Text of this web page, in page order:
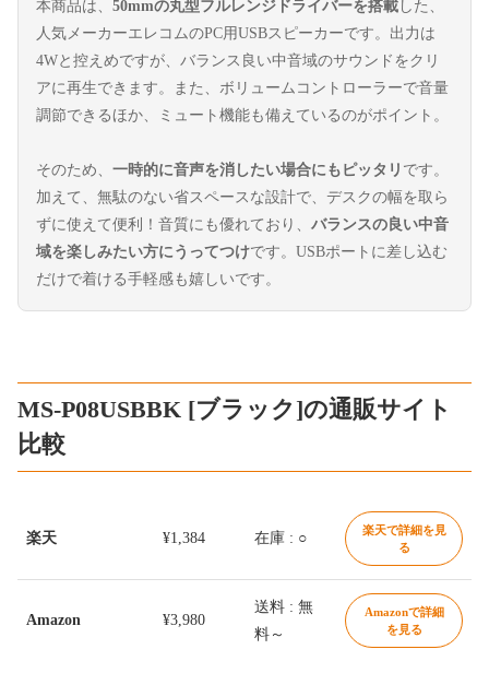
本商品は、 50mmの丸型フルレンジドライバーを搭載 した、
人気メーカーエレコムのPC用USBスピーカーです。出力は
4Wと控えめですが、バランス良い中音域のサウンドをクリ
アに再生できます。また、ボリュームコントローラーで音量
調節できるほか、ミュート機能も備えているのがポイント。
そのため、 一時的に音声を消したい場合にもピッタリ です。
加えて、無駄のない省スペースな設計で、デスクの幅を取ら
ずに使えて便利！音質にも優れており、 バランスの良い中音
域を楽しみたい方にうってつけです。USBポートに差し込む
だけで着ける手軽感も嬉しいです。
MS-P08USBBK [ブラック]の通販サイト
比較
楽天 ¥1,384 在庫 : ○
楽天で詳細を見
る
Amazon ¥3,980
送料 : 無
料～
Amazonで詳細
を見る